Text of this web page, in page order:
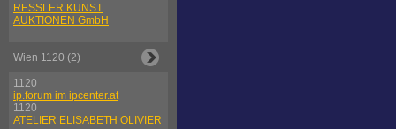
RESSLER KUNST
AUKTIONEN GmbH
Wien 1120 (2)
1120
ip.forum im ipcenter.at
1120
ATELIER ELISABETH OLIVIER